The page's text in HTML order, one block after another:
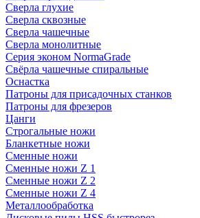
Сверла глухие
Сверла сквозные
Сверла чашечные
Сверла монолитные
Серия эконом NormaGrade
Свёрла чашечные спиральные
Оснастка
Патроны для присадочных станков
Патроны для фрезеров
Цанги
Строгальные ножи
Бланкетные ножи
Сменные ножи
Сменные ножи Z 1
Сменные ножи Z 2
Сменные ножи Z 4
Металлообработка